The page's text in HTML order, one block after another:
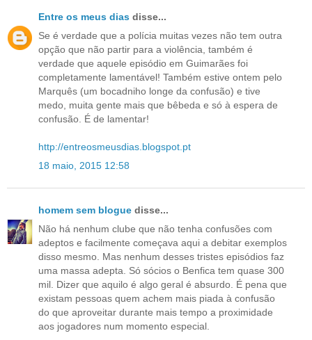
Entre os meus dias disse...
Se é verdade que a polícia muitas vezes não tem outra
opção que não partir para a violência, também é
verdade que aquele episódio em Guimarães foi
completamente lamentável! Também estive ontem pelo
Marquês (um bocadniho longe da confusão) e tive
medo, muita gente mais que bêbeda e só à espera de
confusão. É de lamentar!
http://entreosmeusdias.blogspot.pt
18 maio, 2015 12:58
homem sem blogue disse...
Não há nenhum clube que não tenha confusões com
adeptos e facilmente começava aqui a debitar exemplos
disso mesmo. Mas nenhum desses tristes episódios faz
uma massa adepta. Só sócios o Benfica tem quase 300
mil. Dizer que aquilo é algo geral é absurdo. É pena que
existam pessoas quem achem mais piada à confusão
do que aproveitar durante mais tempo a proximidade
aos jogadores num momento especial.